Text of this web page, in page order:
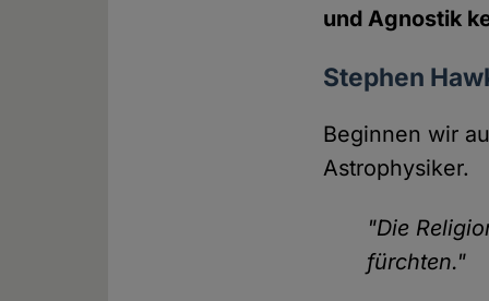
und Agnostik
Stephen
Beginnen wir
Astrophysiker.
"Die
fürchten."